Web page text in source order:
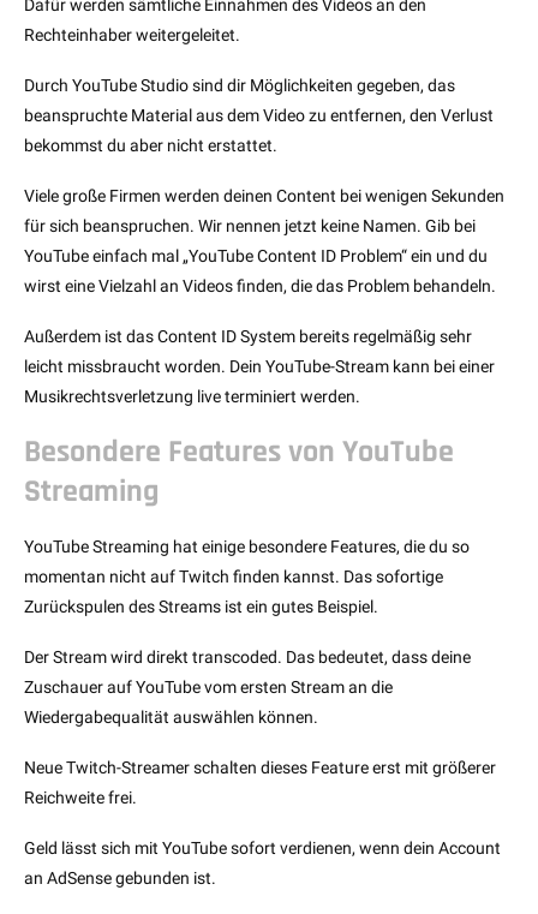
Dafür werden sämtliche Einnahmen des Videos an den
Rechteinhaber weitergeleitet.
Durch YouTube Studio sind dir Möglichkeiten gegeben, das
beanspruchte Material aus dem Video zu entfernen, den Verlust
bekommst du aber nicht erstattet.
Viele große Firmen werden deinen Content bei wenigen Sekunden
für sich beanspruchen. Wir nennen jetzt keine Namen. Gib bei
YouTube einfach mal „YouTube Content ID Problem“ ein und du
wirst eine Vielzahl an Videos finden, die das Problem behandeln.
Außerdem ist das Content ID System bereits regelmäßig sehr
leicht missbraucht worden. Dein YouTube-Stream kann bei einer
Musikrechtsverletzung live terminiert werden.
Besondere Features von YouTube
Streaming
YouTube Streaming hat einige besondere Features, die du so
momentan nicht auf Twitch finden kannst. Das sofortige
Zurückspulen des Streams ist ein gutes Beispiel.
Der Stream wird direkt transcoded. Das bedeutet, dass deine
Zuschauer auf YouTube vom ersten Stream an die
Wiedergabequalität auswählen können.
Neue Twitch-Streamer schalten dieses Feature erst mit größerer
Reichweite frei.
Geld lässt sich mit YouTube sofort verdienen, wenn dein Account
an AdSense gebunden ist.